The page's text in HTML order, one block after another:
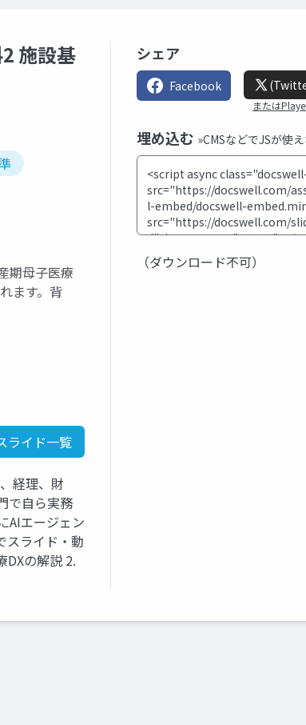
施設基
期母子医療
ます。背
ライド一覧
経理、財
で自ら実務
AIエージェン
スライド・動
DXの解説 2.
シェア
Facebook
または
埋め込む »CMSなどでJSが使
（ダウンロード不可）